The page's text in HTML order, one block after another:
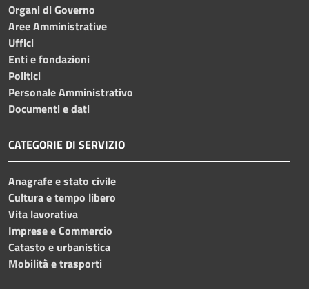
Organi di Governo
Aree Amministrative
Uffici
Enti e fondazioni
Politici
Personale Amministrativo
Documenti e dati
CATEGORIE DI SERVIZIO
Anagrafe e stato civile
Cultura e tempo libero
Vita lavorativa
Imprese e Commercio
Catasto e urbanistica
Mobilità e trasporti